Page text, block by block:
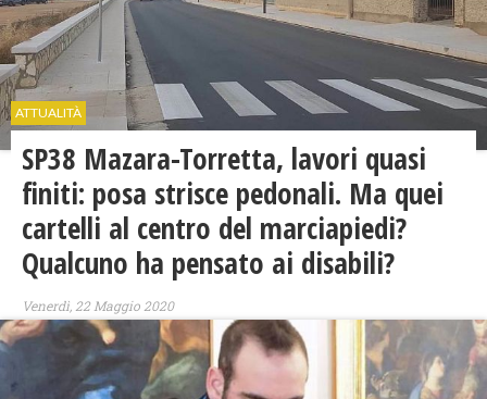
ATTUALITÀ
SP38 Mazara-Torretta, lavori quasi
finiti: posa strisce pedonali. Ma quei
cartelli al centro del marciapiedi?
Qualcuno ha pensato ai disabili?
Venerdì, 22 Maggio 2020